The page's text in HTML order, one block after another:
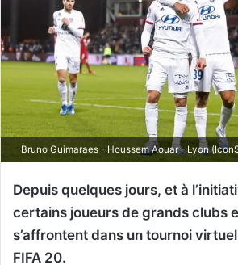
Bruno Guimaraes - Houssem Aouar - Lyon
Depuis quelques jours, et à
certains joueurs de grands clubs
s’affrontent dans un tournoi
FIFA 20.